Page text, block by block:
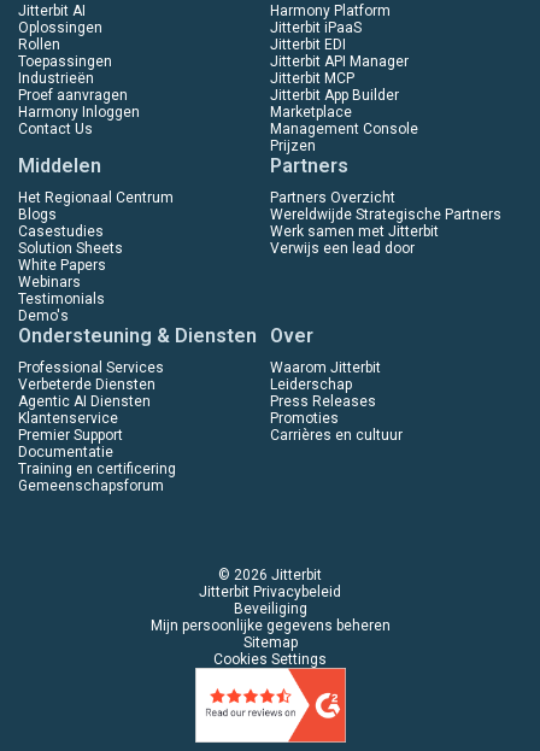
Jitterbit AI
Oplossingen
Rollen
Toepassingen
Industrieën
Proef aanvragen
Harmony Inloggen
Contact Us
Harmony Platform
Jitterbit iPaaS
Jitterbit EDI
Jitterbit API Manager
Jitterbit MCP
Jitterbit App Builder
Marketplace
Management Console
Prijzen
Middelen
Het Regionaal Centrum
Blogs
Casestudies
Solution Sheets
White Papers
Webinars
Testimonials
Demo's
Partners
Partners Overzicht
Wereldwijde Strategische Partners
Werk samen met Jitterbit
Verwijs een lead door
Ondersteuning & Diensten
Professional Services
Verbeterde Diensten
Agentic AI Diensten
Klantenservice
Premier Support
Documentatie
Training en certificering
Gemeenschapsforum
Over
Waarom Jitterbit
Leiderschap
Press Releases
Promoties
Carrières en cultuur
© 2026 Jitterbit
Jitterbit Privacybeleid
Beveiliging
Mijn persoonlijke gegevens beheren
Sitemap
Cookies Settings